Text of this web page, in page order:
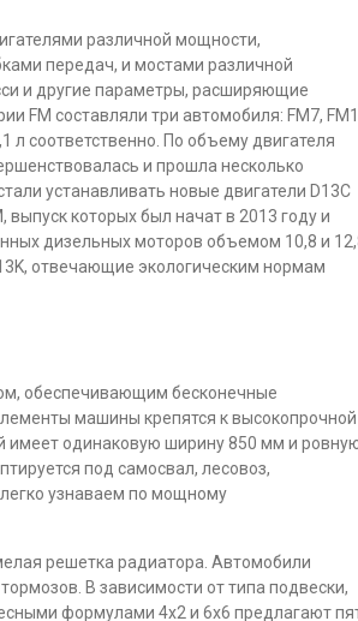
различной мощности,
передач, и мостами различной
и другие параметры, расширяющие
FM составляли три автомобиля: FM7,
л соответственно. По объему двигателя
и прошла несколько
устанавливать новые двигатели D13C
которых был начат в 2013 году и
дизельных моторов объемом 10,8 и
отвечающие экологическим нормам
обеспечивающим бесконечные
машины крепятся к высокопрочной
имеет одинаковую ширину 850 мм и
под самосвал, лесовоз,
узнаваем по мощному
решетка радиатора. Автомобили
В зависимости от типа подвески,
формулами 4х2 и 6х6 предлагают